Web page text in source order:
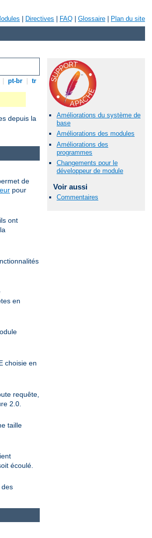
Directives FAQ Glossaire Plan du site
pt-br tr
depuis la
Améliorations du système de
base
Améliorations des modules
Améliorations des
programmes
Changements pour le
développeur de module
Voir aussi
Commentaires
de
pour
ont
en
choisie en
requête,
2.0.
taille
écoulé.
des